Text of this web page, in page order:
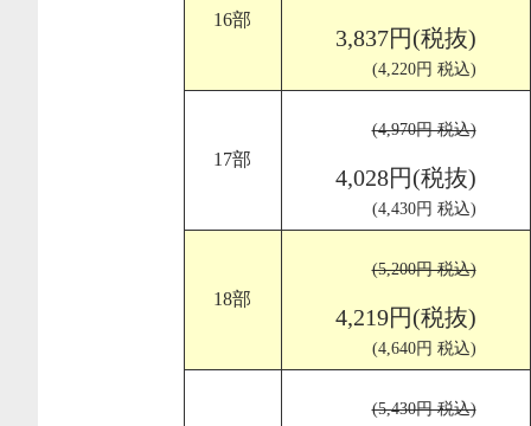
16部
3,837円(税抜)
(4,220円 税込)
17部
(4,970円 税込)
4,028円(税抜)
(4,430円 税込)
18部
(5,200円 税込)
4,219円(税抜)
(4,640円 税込)
(5,430円 税込)